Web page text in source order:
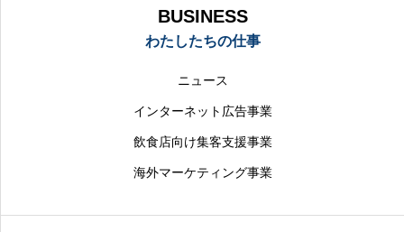
BUSINESS
わたしたちの仕事
ニュース
インターネット広告事業
飲食店向け集客支援事業
海外マーケティング事業